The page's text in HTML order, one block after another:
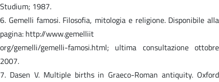
Studium; 1987.
6. Gemelli famosi. Filosofia, mitologia e religione. Disponibile alla
pagina: http://www.gemelliit
org/gemelli/gemelli-famosi.html; ultima consultazione ottobre
2007.
7. Dasen V. Multiple births in Graeco-Roman antiquity. Oxford